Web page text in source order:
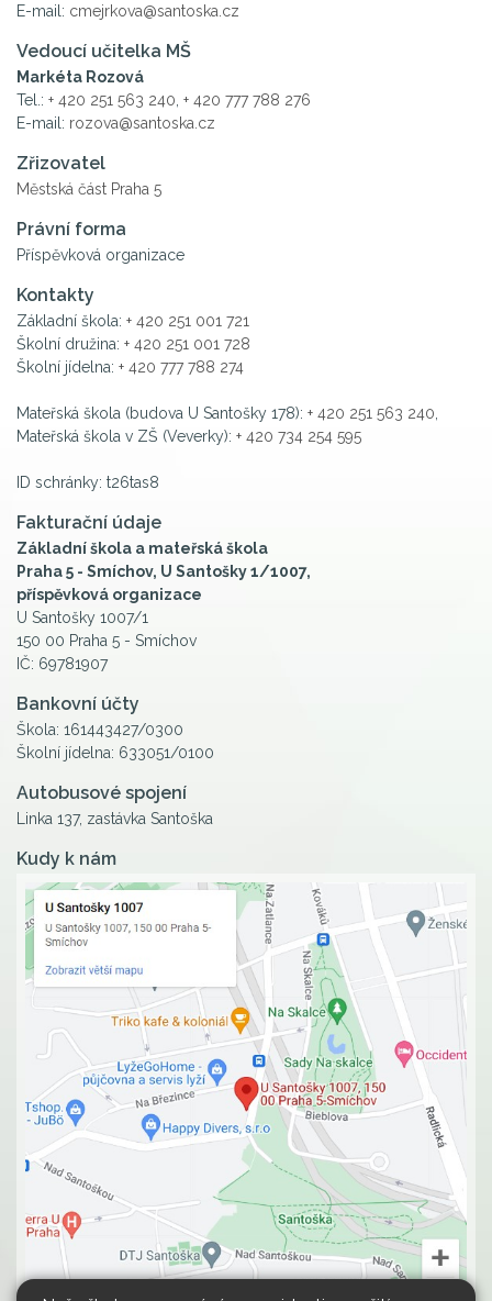
E-mail: cmejrkova@santoska.cz
Vedoucí učitelka MŠ
Markéta Rozová
Tel.: + 420 251 563 240 + 420 777 788 276
E-mail: rozova@santoska.cz
Zřizovatel
Městská část Praha 5
Právní forma
Příspěvková organizace
Kontakty
Základní škola: + 420 251 001 721
Školní družina: + 420 251 001 728
Školní jídelna: + 420 777 788 274
Mateřská škola (budova U Santošky 178): + 420 251 563 240
Mateřská škola v ZŠ (Veverky): + 420 734 254 595
ID schránky: t26tas8
Fakturační údaje
Základní škola a mateřská škola
Praha 5 - Smíchov, U Santošky 1/1007,
příspěvková organizace
U Santošky 1007/1
150 00 Praha 5 - Smíchov
IČ: 69781907
Bankovní účty
Škola: 161443427/0300
Školní jídelna: 633051/0100
Autobusové spojení
Linka 137, zastávka Santoška
Kudy k nám